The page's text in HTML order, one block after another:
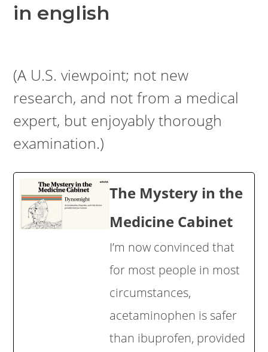
in english
(A U.S. viewpoint; not new
research, and not from a medical
expert, but enjoyably thorough
examination.)
The Mystery in the
Medicine Cabinet
I’m now convinced that
for most people in most
circumstances,
acetaminophen is safer
than ibuprofen, provided